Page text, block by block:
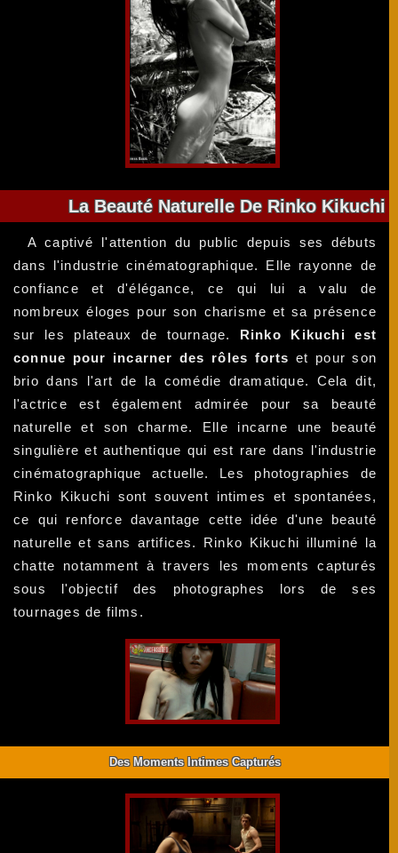
La Beauté Naturelle De Rinko Kikuchi
A captivé l'attention du public depuis ses débuts
dans l'industrie cinématographique. Elle rayonne de
confiance et d'élégance, ce qui lui a valu de
nombreux éloges pour son charisme et sa présence
sur les plateaux de tournage.
Rinko Kikuchi est
connue pour incarner des rôles forts et pour son
brio dans l'art de la comédie dramatique. Cela dit,
l'actrice est également admirée pour sa beauté
naturelle et son charme. Elle incarne une beauté
singulière et authentique qui est rare dans l'industrie
cinématographique actuelle. Les photographies de
Rinko Kikuchi sont souvent intimes et spontanées,
ce qui renforce davantage cette idée d'une beauté
naturelle et sans artifices. Rinko Kikuchi illuminé la
chatte notamment à travers les moments capturés
sous l'objectif des photographes lors de ses
tournages de films.
Des Moments Intimes Capturés